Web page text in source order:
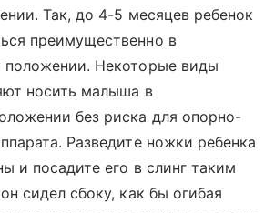
Так, до 4-5 месяцев ребенок
преимущественно в
положении. Некоторые виды
носить малыша в
без риска для опорно-
Разведите ножки ребенка
и посадите его в слинг таким
сидел сбоку, как бы огибая